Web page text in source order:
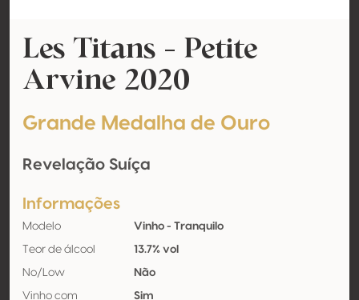
Les Titans - Petite
Arvine 2020
Grande Medalha de Ouro
Revelação Suíça
Informações
Modelo Vinho - Tranquilo
Teor de álcool 13.7% vol
No/Low Não
Vinho com
Sim